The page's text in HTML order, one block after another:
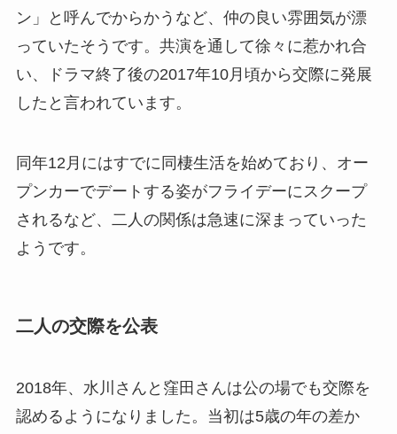
ン」と呼んでからかうなど、仲の良い雰囲気が漂
っていたそうです。共演を通して徐々に惹かれ合
い、ドラマ終了後の2017年10月頃から交際に発展
したと言われています。
同年12月にはすでに同棲生活を始めており、オー
プンカーでデートする姿がフライデーにスクープ
されるなど、二人の関係は急速に深まっていった
ようです。
二人の交際を公表
2018年、水川さんと窪田さんは公の場でも交際を
認めるようになりました。当初は5歳の年の差か